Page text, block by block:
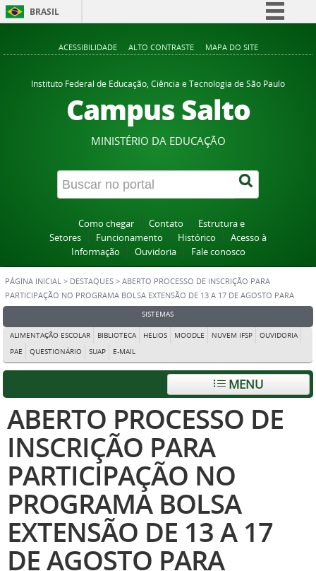
BRASIL
Comunica BR
Participe
Acesso à informação
Canais
ACESSIBILIDADE ALTO CONTRASTE MAPA DO SITE
Instituto Federal de Educação, Ciência e Tecnologia de São Paulo
Campus Salto
MINISTÉRIO DA EDUCAÇÃO
Como chegar Contato
Estrutura e
Setores
Funcionamento Histórico
Acesso à
Informação
Ouvidoria Fale conosco
PÁGINA INICIAL > DESTAQUES > ABERTO PROCESSO DE INSCRIÇÃO PARA
PARTICIPAÇÃO NO PROGRAMA BOLSA EXTENSÃO DE 13 A 17 DE AGOSTO PARA
TODOS OS ALUNOS
SISTEMAS
ALIMENTAÇÃO ESCOLAR BIBLIOTECA HELIOS MOODLE NUVEM IFSP
OUVIDORIA
PAE
QUESTIONÁRIO SUAP E-MAIL
MENU
ABERTO PROCESSO DE
INSCRIÇÃO PARA
PARTICIPAÇÃO NO
PROGRAMA BOLSA
EXTENSÃO DE 13 A 17
DE AGOSTO PARA